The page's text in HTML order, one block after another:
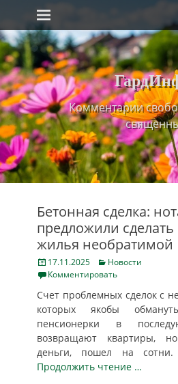
Skip
to
content
Primary Menu
Комментарии
Бетонная сделка:
предложили
жилья необратимой
Posted
on
17.11.2025 Categories
Новости
Комментировать
Счет проблемных сделок с
которых якобы
пенсионерки в
возвращают квартиры,
деньги, пошел на сотни.
Продолжить чтение …